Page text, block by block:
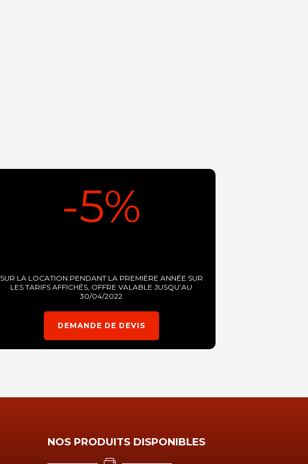
-5%
SUR LA LOCATION PENDANT LA PREMIÈRE ANNÉE SUR
LES TARIFS AFFICHÉS, OFFRE VALABLE JUSQU’AU
30/04/2022
DEMANDE DE DEVIS
NOS PRODUITS DISPONIBLES